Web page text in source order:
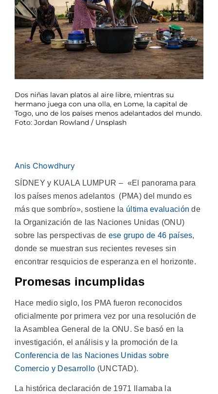
Dos niñas lavan platos al aire libre, mientras su
hermano juega con una olla, en Lome, la capital de
Togo, uno de los países menos adelantados del mundo.
Foto: Jordan Rowland / Unsplash
Anis Chowdhury
SÍDNEY y KUALA LUMPUR – «El panorama para
los países menos adelantos (PMA) del mundo es
más que sombrío», sostiene la última evaluaciónde
la Organización de las Naciones Unidas (ONU)
sobre las perspectivas de ese grupo de 46 países,
donde se muestran sus recientes reveses sin
encontrar resquicios de esperanza en el horizonte.
Promesas incumplidas
Hace medio siglo, los PMA fueron reconocidos
oficialmente por primera vez por una resolución de
la Asamblea General de la ONU. Se basó en la
investigación, el análisis y la promoción de la
Conferencia de las Naciones Unidas sobre
Comercio y Desarrollo (UNCTAD).
La histórica declaración de 1971 llamaba la